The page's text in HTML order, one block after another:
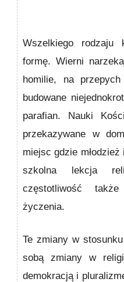
Wszelkiego rodzaju
formę. Wierni
homilie, na
budowane
parafian. Nauki
przekazywane w
miejsc gdzie
szkolna lekcja
częstotliwość
życzenia.
Te zmiany w
sobą zmiany w
demokracją i